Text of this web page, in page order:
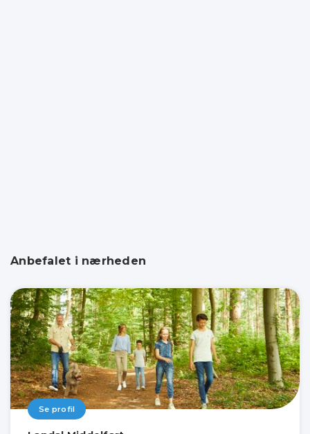
Anbefalet i nærheden
Se profil